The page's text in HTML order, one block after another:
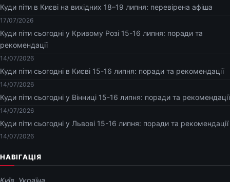
Куди піти в Києві на вихідних 18–19 липня: перевірена афіша
17/07/2026
Куди піти сьогодні у Кривому Розі 15-16 липня: поради та
рекомендації
14/07/2026
Куди піти сьогодні в Києві 15-16 липня: поради та рекомендації
14/07/2026
Куди піти сьогодні у Вінниці 15-16 липня: поради та рекомендації
14/07/2026
Куди піти сьогодні у Львові 15-16 липня: поради та рекомендації
14/07/2026
НАВІГАЦІЯ
Київ, Україна